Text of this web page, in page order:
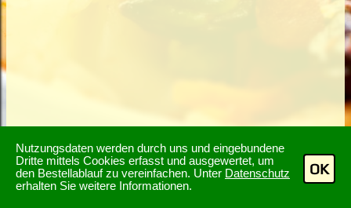
Nutzungsdaten werden durch uns und eingebundene
Dritte mittels Cookies erfasst und ausgewertet, um
den Bestellablauf zu vereinfachen. Unter Datenschutz
erhalten Sie weitere Informationen.
OK